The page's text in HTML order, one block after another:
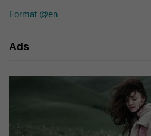
Format @en
Ads